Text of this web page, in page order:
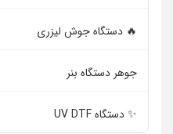
🔥 دستگاه جوش لیزری
جوهر دستگاه بنر
✨ دستگاه UV DTF